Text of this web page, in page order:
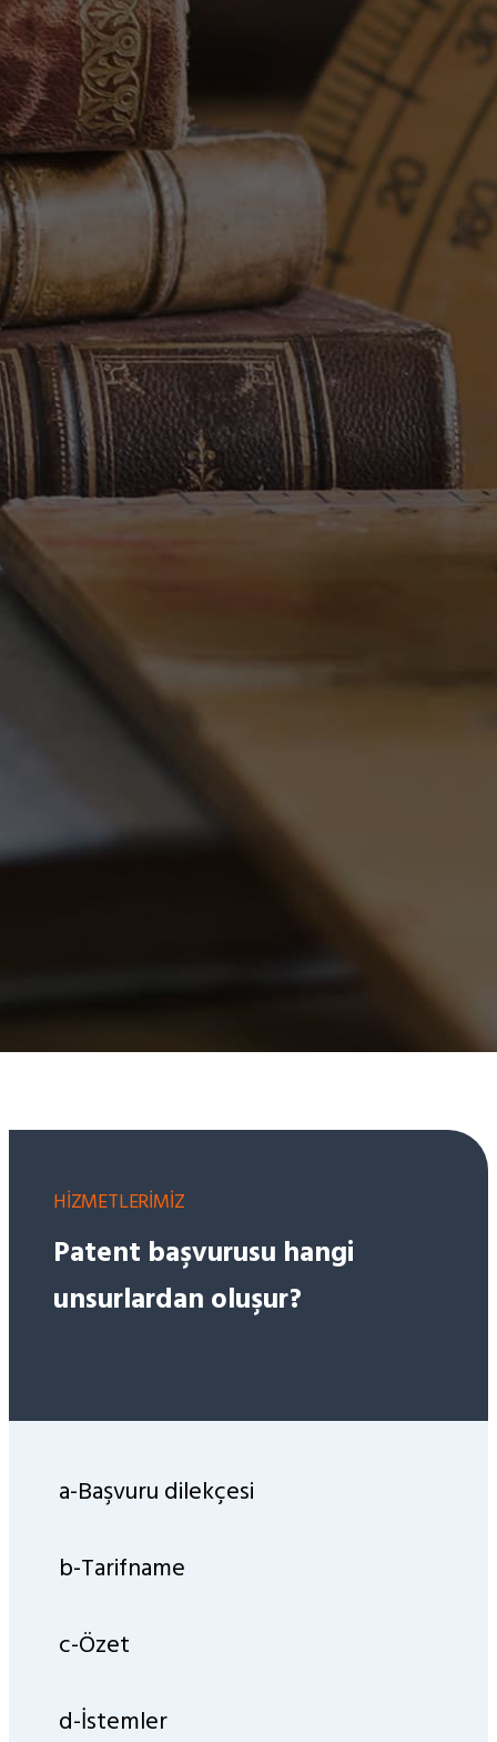
HİZMETLERİMİZ
Patent başvurusu hangi
unsurlardan oluşur?
a-Başvuru dilekçesi
b-Tarifname
c-Özet
d-İstemler